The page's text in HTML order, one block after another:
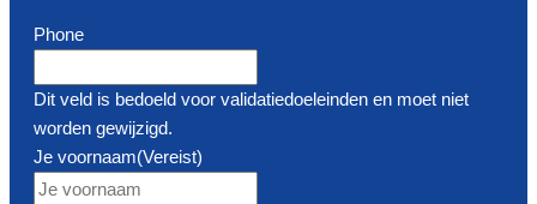
Phone
Dit veld is bedoeld voor validatiedoeleinden en moet niet
worden gewijzigd.
Je voornaam(Vereist)